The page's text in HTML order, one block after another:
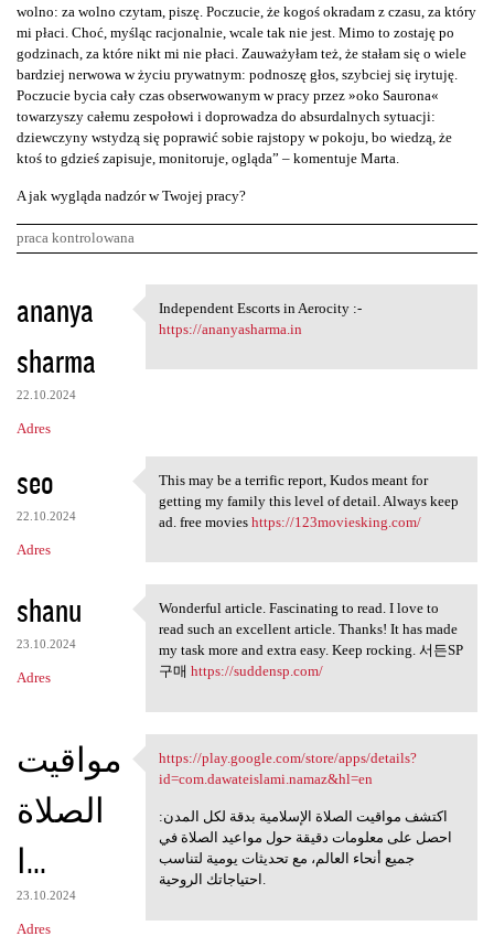
wolno: za wolno czytam, piszę. Poczucie, że kogoś okradam z czasu, za który
mi płaci. Choć, myśląc racjonalnie, wcale tak nie jest. Mimo to zostaję po
godzinach, za które nikt mi nie płaci. Zauważyłam też, że stałam się o wiele
bardziej nerwowa w życiu prywatnym: podnoszę głos, szybciej się irytuję.
Poczucie bycia cały czas obserwowanym w pracy przez »oko Saurona«
towarzyszy całemu zespołowi i doprowadza do absurdalnych sytuacji:
dziewczyny wstydzą się poprawić sobie rajstopy w pokoju, bo wiedzą, że
ktoś to gdzieś zapisuje, monitoruje, ogląda” – komentuje Marta.
A jak wygląda nadzór w Twojej pracy?
praca kontrolowana
K
o
m
e
n
a
r
z
ananya
sharma
22.10.2024
Adres
Independent Escorts in
Independent Escorts in Aerocity :-
https://ananyasharma.in
seo
22.10.2024
Adres
This may be a terrific report
This may be a terrific report, Kudos meant for
getting my family this level of detail. Always keep
ad. free movies https://123moviesking.com/
shanu
23.10.2024
Adres
Wonderful article.
Wonderful article. Fascinating to read. I love to
read such an excellent article. Thanks! It has made
my task more and extra easy. Keep rocking. 서든SP
구매 https://suddensp.com/
مواقيت
الصلاة
ا...
23.10.2024
Adres
https://play.google.com/store
https://play.google.com/store/apps/details?
id=com.dawateislami.namaz&hl=en
اكتشف مواقيت الصلاة الإسلامية بدقة لكل المدن:
احصل على معلومات دقيقة حول مواعيد الصلاة في
جميع أنحاء العالم، مع تحديثات يومية لتناسب
احتياجاتك الروحية.